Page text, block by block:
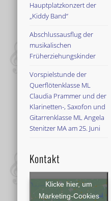
Hauptplatzkonzert der
„Kiddy Band“
Abschlussausflug der
musikalischen
Früherziehungskinder
Vorspielstunde der
Querflötenklasse ML
Claudia Prammer und der
Klarinetten-, Saxofon und
Gitarrenklasse ML Angela
Stenitzer MA am 25. Juni
Kontakt
Klicke hier, um
Marketing-Cookies